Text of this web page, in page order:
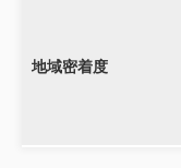
地域密着度